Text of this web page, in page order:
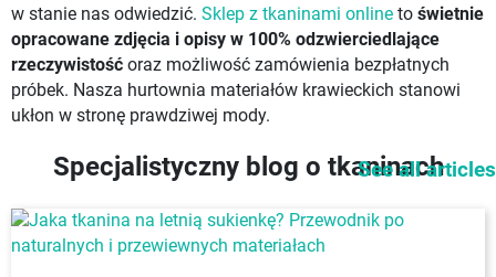
w stanie nas odwiedzić. Sklep z tkaninami online to świetnie
opracowane zdjęcia i opisy w 100% odzwierciedlające
rzeczywistość oraz możliwość zamówienia bezpłatnych
próbek. Nasza hurtownia materiałów krawieckich stanowi
ukłon w stronę prawdziwej mody.
Specjalistyczny blog o tkaninach
See all articles